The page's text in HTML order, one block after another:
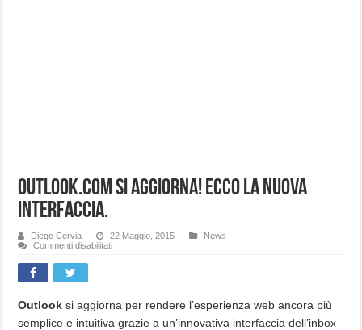
Outlook.com si aggiorna! Ecco la nuova
interfaccia.
Diego Cervia 22 Maggio, 2015
News
Commenti disabilitatisu
nuova
interfaccia.
Outlook si aggiorna per rendere l’esperienza web ancora più
semplice e intuitiva grazie a un’innovativa interfaccia dell’inbox